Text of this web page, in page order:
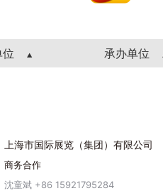
承办单位
上海市国际展览（集团）有限公司
商务合作
沈童斌 +86 15921795284